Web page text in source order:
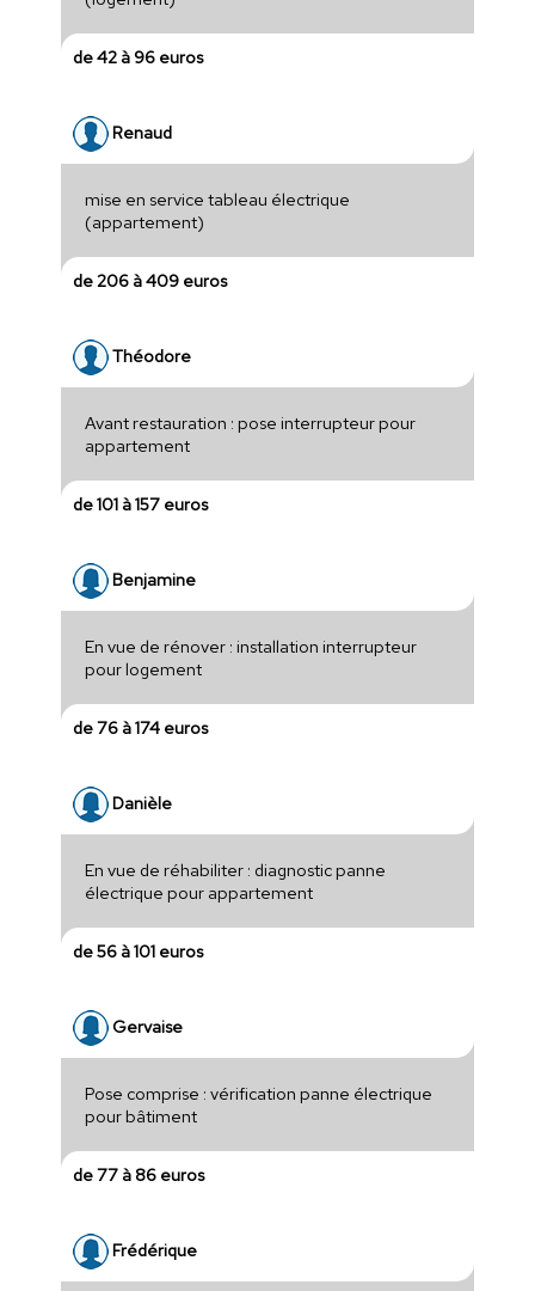
de 42 à 96 euros
Renaud
mise en service tableau électrique
(appartement)
de 206 à 409 euros
Théodore
Avant restauration : pose interrupteur pour
appartement
de 101 à 157 euros
Benjamine
En vue de rénover : installation interrupteur
pour logement
de 76 à 174 euros
Danièle
En vue de réhabiliter : diagnostic panne
électrique pour appartement
de 56 à 101 euros
Gervaise
Pose comprise : vérification panne électrique
pour bâtiment
de 77 à 86 euros
Frédérique